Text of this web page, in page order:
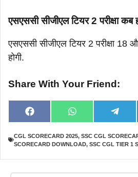
एसएससी सीजीएल टियर 2 परीक्षा कब
एसएससी सीजीएल टियर 2 परीक्षा 18
होगी.
Share With Your Friend:
Share
on
F
a
e
b
o
Share
on
W
h
t
s
p
Share
on
e
e
g
a
CGL SCORECARD 2025, SSC CGL
SCORECARD DOWNLOAD, SSC CGL TIER 1